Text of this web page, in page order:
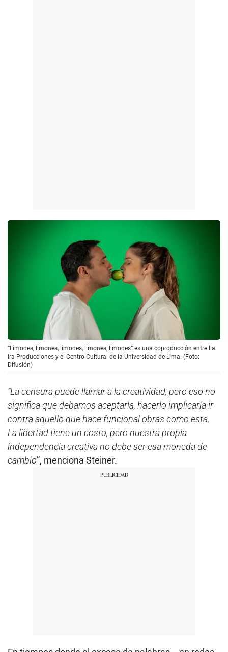
“Limones, limones, limones, limones, limones” es una coproducción entre La
Ira Producciones y el Centro Cultural de la Universidad de Lima. (Foto:
Difusión)
“La censura puede llamar a la creatividad, pero eso no
significa que debamos aceptarla, hacerlo implicaría ir
contra aquello que hace funcional obras como esta.
La libertad tiene un costo, pero nuestra propia
independencia creativa no debe ser esa moneda de
cambio”, menciona Steiner.